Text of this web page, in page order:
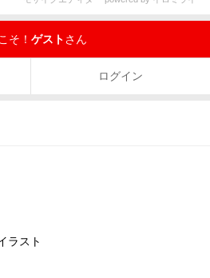
そ！ ゲストさん
ログイン
ラスト